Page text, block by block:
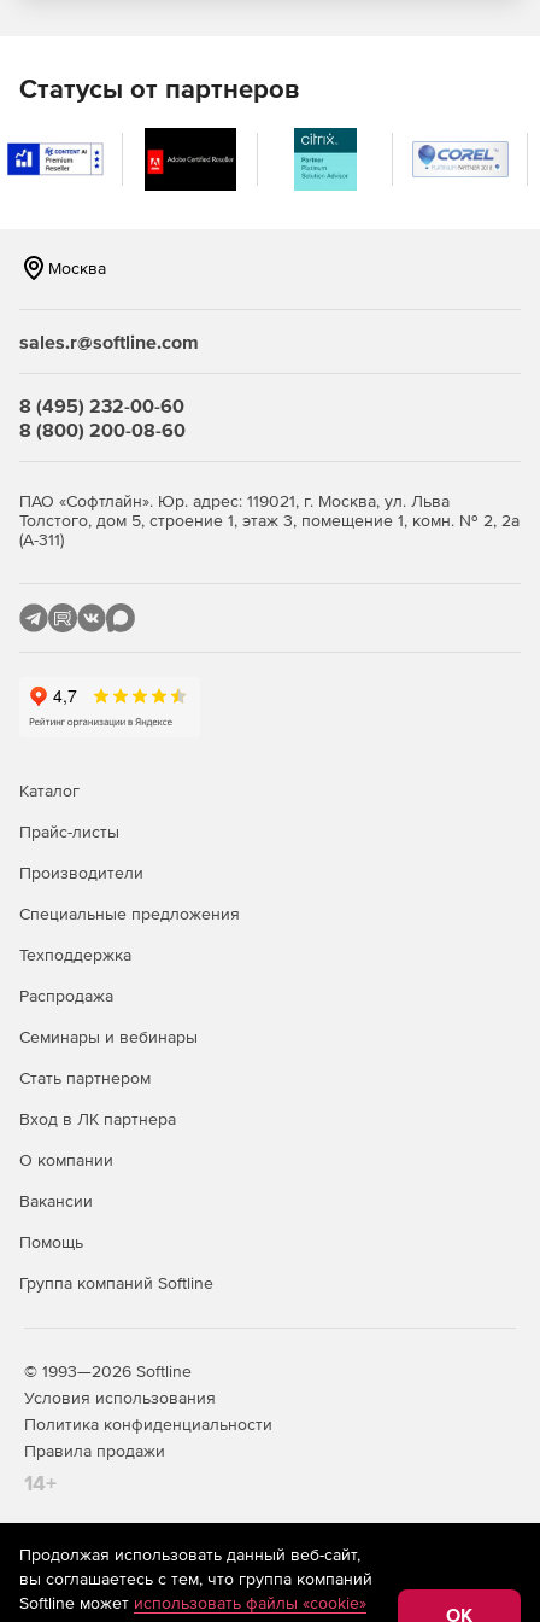
Lahey Fortran Express
компилятор и наладчик командной строки Fortran 77, 90 и
95 для Windows 2000/XP.
Статусы от партнеров
Москва
sales.r@softline.com
8 (495) 232-00-60
8 (800) 200-08-60
ПАО «Софтлайн». Юр. адрес: 119021, г. Москва, ул. Льва
Толстого, дом 5, строение 1, этаж 3, помещение 1, комн. № 2, 2а
(А-311)
Каталог
Прайс-листы
Производители
Специальные предложения
Техподдержка
Распродажа
Семинары и вебинары
Стать партнером
Вход в ЛК партнера
О компании
Вакансии
Помощь
Группа компаний Softline
© 1993—2026 Softline
Условия использования
Политика конфиденциальности
Правила продажи
14+
На информационном ресурсе store.softline.ru применяются
рекомендательные технологии(информационные технологии
предоставления информации на основе сбора,
Продолжая использовать данный веб-сайт,
вы соглашаетесь с тем, что группа компаний
Softline может использовать файлы «cookie»
OK